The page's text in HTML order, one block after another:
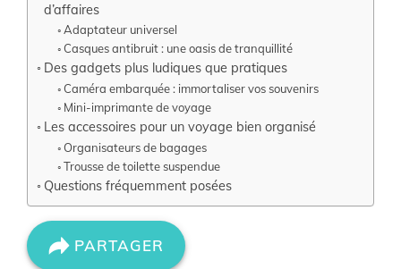
d’affaires
Adaptateur universel
Casques antibruit : une oasis de tranquillité
Des gadgets plus ludiques que pratiques
Caméra embarquée : immortaliser vos souvenirs
Mini-imprimante de voyage
Les accessoires pour un voyage bien organisé
Organisateurs de bagages
Trousse de toilette suspendue
Questions fréquemment posées
PARTAGER